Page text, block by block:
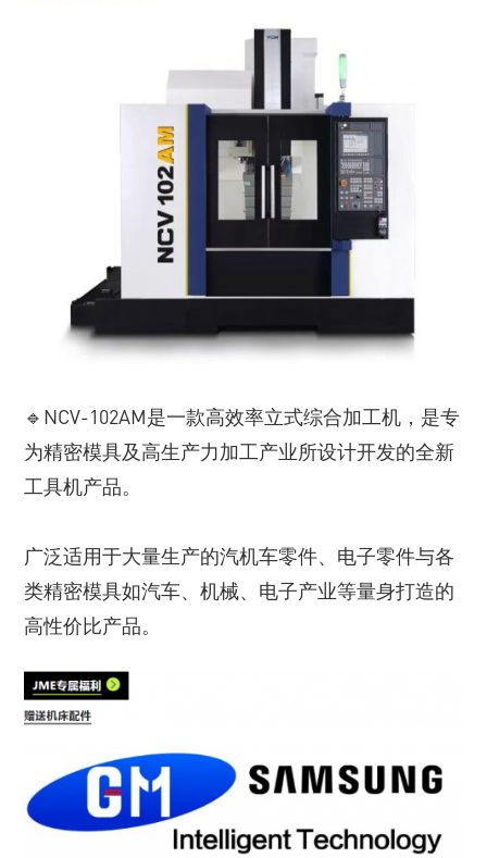
🔹NCV-102AM是一款高效率立式综合加工机，是专
为精密模具及高生产力加工产业所设计开发的全新
工具机产品。
广泛适用于大量生产的汽机车零件、电子零件与各
类精密模具如汽车、机械、电子产业等量身打造的
高性价比产品。